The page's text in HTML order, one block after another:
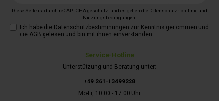
Service-Hotline
Unterstützung und Beratung unter:
+49 261-13499228
Mo-Fr, 10:00 - 17:00 Uhr
Diese Seite ist durch reCAPTCHA geschützt und es gelten die Datenschutzrichtlinie und
Nutzungsbedingungen
Ich habe die Datenschutzbestimmungen zur Kenntnis genommen und
die AGB gelesen und bin mit ihnen einverstanden.